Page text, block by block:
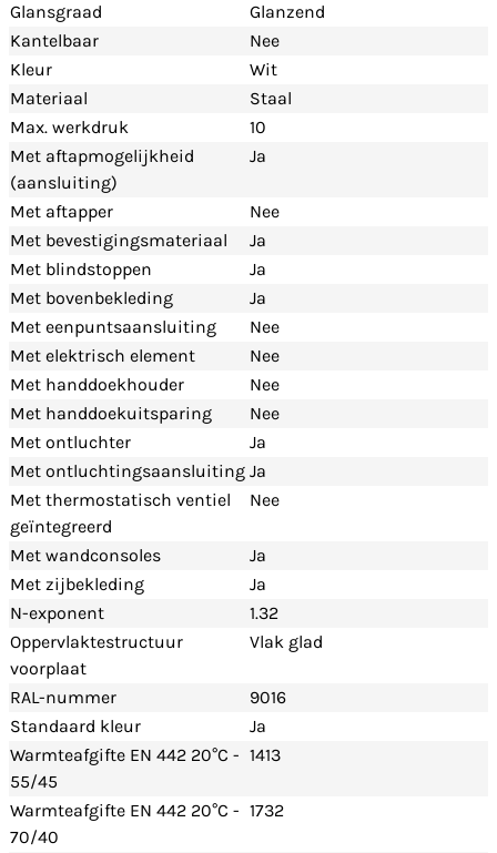
Glansgraad
Glanzend
Kantelbaar
Nee
Kleur
Wit
Materiaal
Staal
Max. werkdruk
10
Met aftapmogelijkheid
(aansluiting)
Ja
Met aftapper
Nee
Met bevestigingsmateriaal
Ja
Met blindstoppen
Ja
Met bovenbekleding
Ja
Met eenpuntsaansluiting
Nee
Met elektrisch element
Nee
Met handdoekhouder
Nee
Met handdoekuitsparing
Nee
Met ontluchter
Ja
Met ontluchtingsaansluiting Ja
Met thermostatisch ventiel
geïntegreerd
Nee
Met wandconsoles
Ja
Met zijbekleding
Ja
N-exponent
1.32
Oppervlaktestructuur
voorplaat
Vlak glad
RAL-nummer
9016
Standaard kleur
Ja
Warmteafgifte EN 442 20°C -
55/45
1413
Warmteafgifte EN 442 20°C -
70/40
1732